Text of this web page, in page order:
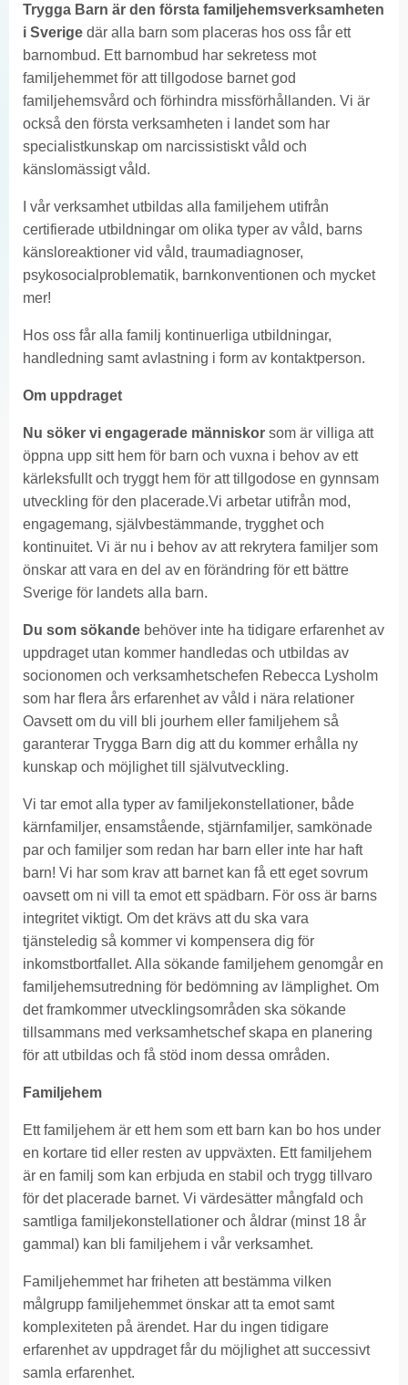
Trygga Barn är den första familjehemsverksamheten
i Sverige där alla barn som placeras hos oss får ett
barnombud. Ett barnombud har sekretess mot
familjehemmet för att tillgodose barnet god
familjehemsvård och förhindra missförhållanden. Vi är
också den första verksamheten i landet som har
specialistkunskap om narcissistiskt våld och
känslomässigt våld.
I vår verksamhet utbildas alla familjehem utifrån
certifierade utbildningar om olika typer av våld, barns
känsloreaktioner vid våld, traumadiagnoser,
psykosocialproblematik, barnkonventionen och mycket
mer!
Hos oss får alla familj kontinuerliga utbildningar,
handledning samt avlastning i form av kontaktperson.
Om uppdraget
Nu söker vi engagerade människor som är villiga att
öppna upp sitt hem för barn och vuxna i behov av ett
kärleksfullt och tryggt hem för att tillgodose en gynnsam
utveckling för den placerade.Vi arbetar utifrån mod,
engagemang, självbestämmande, trygghet och
kontinuitet. Vi är nu i behov av att rekrytera familjer som
önskar att vara en del av en förändring för ett bättre
Sverige för landets alla barn.
Du som sökande behöver inte ha tidigare erfarenhet av
uppdraget utan kommer handledas och utbildas av
socionomen och verksamhetschefen Rebecca Lysholm
som har flera års erfarenhet av våld i nära relationer
Oavsett om du vill bli jourhem eller familjehem så
garanterar Trygga Barn dig att du kommer erhålla ny
kunskap och möjlighet till självutveckling.
Vi tar emot alla typer av familjekonstellationer, både
kärnfamiljer, ensamstående, stjärnfamiljer, samkönade
par och familjer som redan har barn eller inte har haft
barn! Vi har som krav att barnet kan få ett eget sovrum
oavsett om ni vill ta emot ett spädbarn. För oss är barns
integritet viktigt. Om det krävs att du ska vara
tjänsteledig så kommer vi kompensera dig för
inkomstbortfallet. Alla sökande familjehem genomgår en
familjehemsutredning för bedömning av lämplighet. Om
det framkommer utvecklingsområden ska sökande
tillsammans med verksamhetschef skapa en planering
för att utbildas och få stöd inom dessa områden.
Familjehem
Ett familjehem är ett hem som ett barn kan bo hos under
en kortare tid eller resten av uppväxten. Ett familjehem
är en familj som kan erbjuda en stabil och trygg tillvaro
för det placerade barnet. Vi värdesätter mångfald och
samtliga familjekonstellationer och åldrar (minst 18 år
gammal) kan bli familjehem i vår verksamhet.
Familjehemmet har friheten att bestämma vilken
målgrupp familjehemmet önskar att ta emot samt
komplexiteten på ärendet. Har du ingen tidigare
erfarenhet av uppdraget får du möjlighet att successivt
samla erfarenhet.